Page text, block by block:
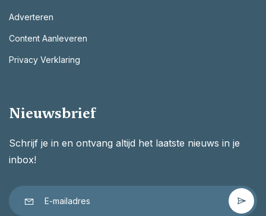
Adverteren
Content Aanleveren
Privacy Verklaring
Nieuwsbrief
Schrijf je in en ontvang altijd het laatste nieuws in je
inbox!